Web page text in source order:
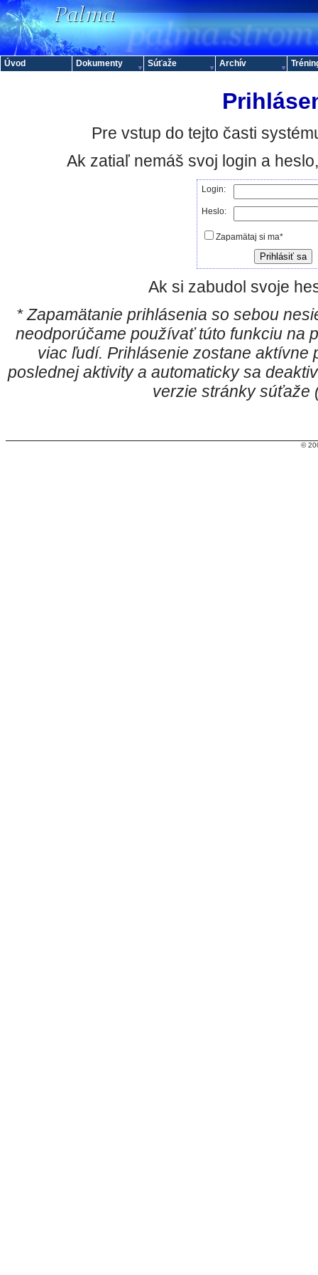
Pre vstup do tejto časti
Ak zatiaľ nemáš svoj login a
Login:
Heslo:
Zapamätaj si ma*
Ak si zabudol svoje
* Zapamätanie prihlásenia so sebou
neodporúčame používať túto funkciu na
viac ľudí. Prihlásenie zostane aktívne
poslednej aktivity a automaticky sa
verzie stránky súťaže
©
Úvod Dokumenty Súťaže Archív